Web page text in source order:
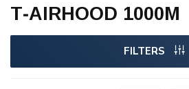
T‐AIRHOOD 1000M
FILTERS